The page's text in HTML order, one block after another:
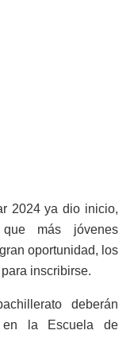
2024 ya dio inicio,
más jóvenes
oportunidad, los
inscribirse.
deberán
en la Escuela de